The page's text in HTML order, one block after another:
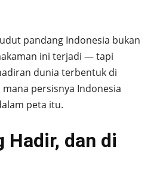
pandang Indonesia bukan
ini terjadi — tapi
dunia terbentuk di
persisnya Indonesia
peta itu.
Hadir, dan di